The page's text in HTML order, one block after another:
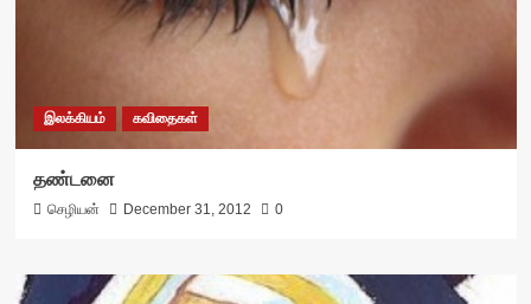
இலக்கியம் கவிதைகள்
தண்டனை
செழியன் December 31, 2012 0